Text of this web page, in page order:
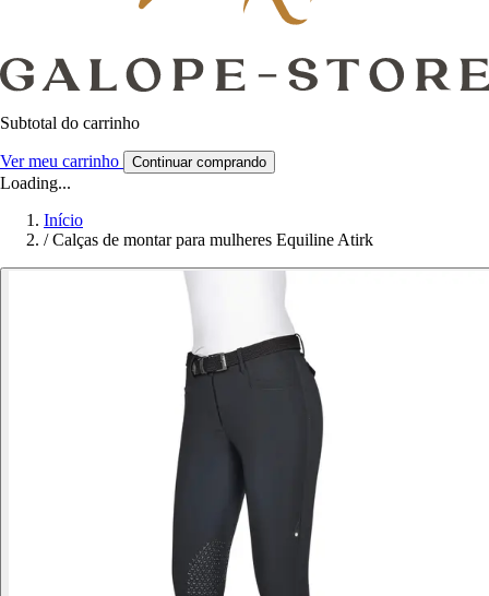
Subtotal do carrinho
Ver meu carrinho Continuar comprando
Loading...
Início
/ Calças de montar para mulheres Equiline Atirk